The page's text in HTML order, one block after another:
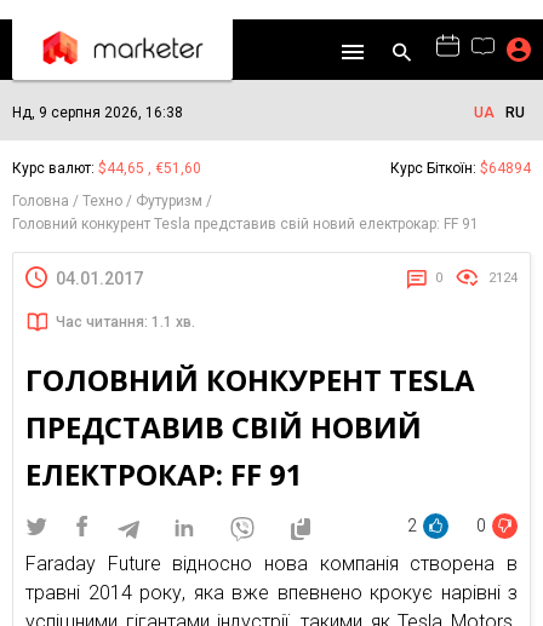
Нд, 9 серпня 2026, 16:38 UA RU
Курс валют: $44,65 , €51,60 Курс Біткоїн: $64894
Головна
Техно
Футуризм
Головний конкурент Tesla представив свій новий електрокар: FF 91
04.01.2017 0 2124
Час читання: 1.1 хв.
ГОЛОВНИЙ КОНКУРЕНТ TESLA
ПРЕДСТАВИВ СВІЙ НОВИЙ
ЕЛЕКТРОКАР: FF 91
2 0
Faraday Future відносно нова компанія створена в
травні 2014 року, яка вже впевнено крокує нарівні з